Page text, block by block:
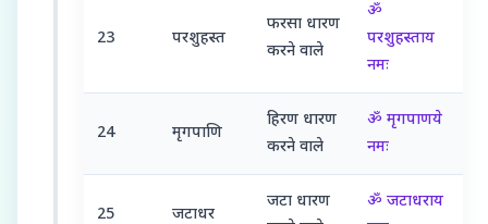
23 परशुहस्त
फरसा धारण
करने वाले
ॐ
परशुहस्ताय
नमः
24 मृगपाणि
हिरण धारण
करने वाले
ॐ मृगपाणये
नमः
25 जटाधर
जटा धारण
ॐ जटाधराय